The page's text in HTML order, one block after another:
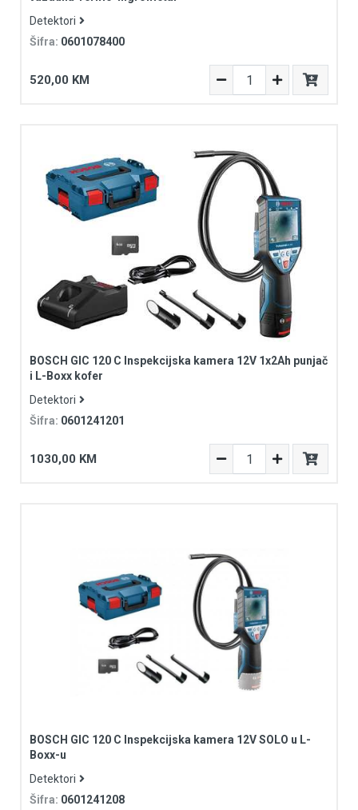
Detektori
Šifra: 0601078400
520,00 KM
BOSCH GIC 120 C Inspekcijska kamera 12V 1x2Ah punjač
i L-Boxx kofer
Detektori
Šifra: 0601241201
1030,00 KM
BOSCH GIC 120 C Inspekcijska kamera 12V SOLO u L-
Boxx-u
Detektori
Šifra: 0601241208